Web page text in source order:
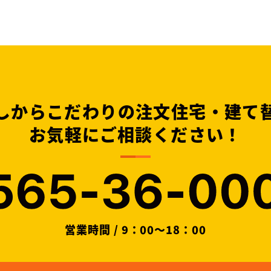
からこだわりの注文住宅・建て
お気軽にご相談ください！
営業時間 / 9：00～18：00